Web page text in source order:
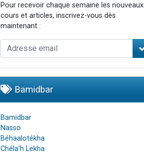
Pour recevoir chaque semaine les nouveaux
cours et articles, inscrivez-vous dès
maintenant :
Bamidbar
Bamidbar
Nasso
Béhaalotékha
Chéla'h Lekha